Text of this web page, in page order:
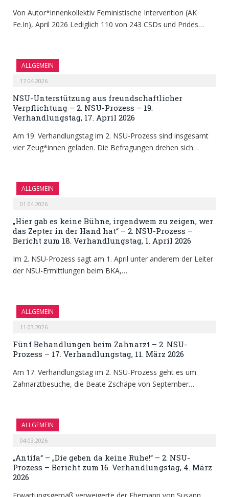
Von Autor*innenkollektiv Feministische Intervention (AK
Fe.In), April 2026 Lediglich 110 von 243 CSDs und Prides…
ALLGEMEIN
17.04.2026
NSU-Unterstützung aus freundschaftlicher
Verpflichtung – 2. NSU-Prozess – 19.
Verhandlungstag, 17. April 2026
Am 19. Verhandlungstag im 2. NSU-Prozess sind insgesamt
vier Zeug*innen geladen. Die Befragungen drehen sich…
ALLGEMEIN
01.04.2026
„Hier gab es keine Bühne, irgendwem zu zeigen, wer
das Zepter in der Hand hat“ – 2. NSU-Prozess –
Bericht zum 18. Verhandlungstag, 1. April 2026
Im 2. NSU-Prozess sagt am 1. April unter anderem der Leiter
der NSU-Ermittlungen beim BKA,…
ALLGEMEIN
11.03.2026
Fünf Behandlungen beim Zahnarzt – 2. NSU-
Prozess – 17. Verhandlungstag, 11. März 2026
Am 17. Verhandlungstag im 2. NSU-Prozess geht es um
Zahnarztbesuche, die Beate Zschäpe von September…
ALLGEMEIN
04.03.2026
„Antifa“ – „Die geben da keine Ruhe!“ – 2. NSU-
Prozess – Bericht zum 16. Verhandlungstag, 4. März
2026